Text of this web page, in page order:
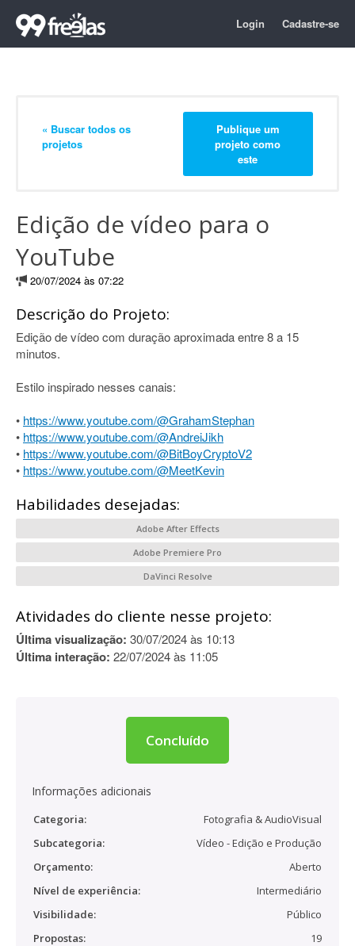
Login Cadastre-se
« Buscar todos os
projetos
Publique um
projeto como
este
Edição de vídeo para o
YouTube
20/07/2024 às 07:22
Descrição do Projeto:
Edição de vídeo com duração aproximada entre 8 a 15
minutos.
Estilo inspirado nesses canais:
• https://www.youtube.com/@GrahamStephan
• https://www.youtube.com/@AndreiJikh
• https://www.youtube.com/@BitBoyCryptoV2
• https://www.youtube.com/@MeetKevin
Habilidades desejadas:
Adobe After Effects
Adobe Premiere Pro
DaVinci Resolve
Atividades do cliente nesse projeto:
Última visualização: 30/07/2024 às 10:13
Última interação: 22/07/2024 às 11:05
Concluído
Informações adicionais
Categoria:
Fotografia & AudioVisual
Subcategoria:
Vídeo - Edição e Produção
Orçamento:
Aberto
Nível de experiência:
Intermediário
Visibilidade:
Público
Propostas:
19